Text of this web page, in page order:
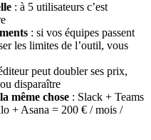
: à 5 utilisateurs c’est
: si vos équipes passent
les limites de l’outil, vous
peut doubler ses prix,
disparaître
même chose : Slack + Teams
+ Asana = 200 € / mois /